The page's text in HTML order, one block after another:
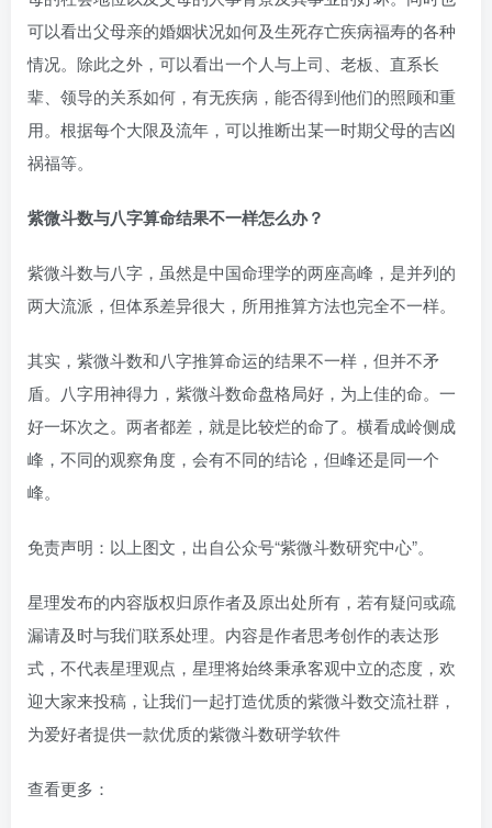
可以看出父母亲的婚姻状况如何及生死存亡疾病福寿的各种
情况。除此之外，可以看出一个人与上司、老板、直系长
辈、领导的关系如何，有无疾病，能否得到他们的照顾和重
用。根据每个大限及流年，可以推断出某一时期父母的吉凶
祸福等。
紫微斗数与八字算命结果不一样怎么办？
紫微斗数与八字，虽然是中国命理学的两座高峰，是并列的
两大流派，但体系差异很大，所用推算方法也完全不一样。
其实，紫微斗数和八字推算命运的结果不一样，但并不矛
盾。八字用神得力，紫微斗数命盘格局好，为上佳的命。一
好一坏次之。两者都差，就是比较烂的命了。横看成岭侧成
峰，不同的观察角度，会有不同的结论，但峰还是同一个
峰。
免责声明：以上图文，出自公众号“紫微斗数研究中心”。
星理发布的内容版权归原作者及原出处所有，若有疑问或疏
漏请及时与我们联系处理。内容是作者思考创作的表达形
式，不代表星理观点，星理将始终秉承客观中立的态度，欢
迎大家来投稿，让我们一起打造优质的紫微斗数交流社群，
为爱好者提供一款优质的紫微斗数研学软件
查看更多：